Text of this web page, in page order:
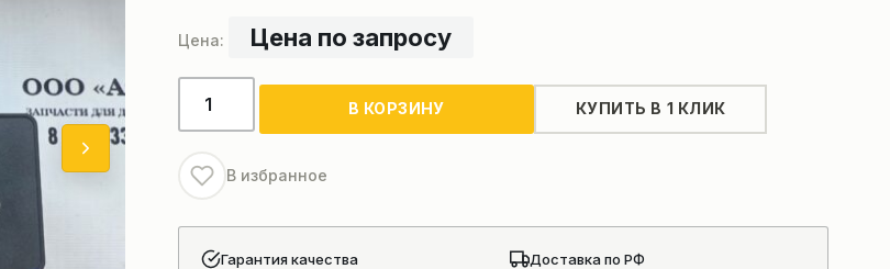
Цена по запросу
Количество
товара
управления
печкой
(новый
образец)
В КОРЗИНУ КУПИТЬ В 1 КЛИК
В избранное
Гарантия качества
Доставка по РФ